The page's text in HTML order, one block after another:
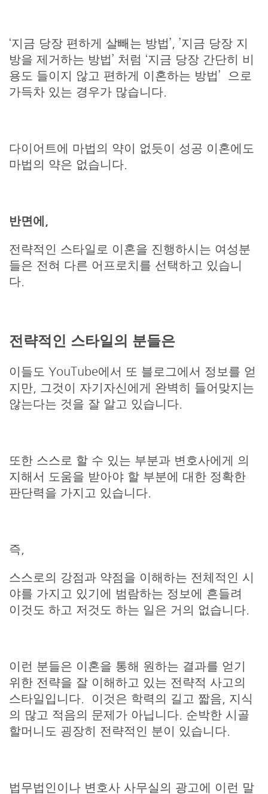
‘지금 당장 편하게 살빼는 방법’, ’지금 당장 지
방을 제거하는 방법’ 처럼 ‘지금 당장 간단히 비
용도 들이지 않고 편하게 이혼하는 방법’ 으로
가득차 있는 경우가 많습니다.
다이어트에 마법의 약이 없듯이 성공 이혼에도
마법의 약은 없습니다.
반면에
전략적인 스타일로 이혼을 진행하시는 여성분
들은 전혀 다른 어프로치를 선택하고 있습니
다.
전략적인 스타일의 분들은
이들도 YouTube에서 또 블로그에서 정보를 얻
지만, 그것이 자기자신에게 완벽히 들어맞지는
않는다는 것을 잘 알고 있습니다.
또한 스스로 할 수 있는 부분과 변호사에게 의
지해서 도움을 받아야 할 부분에 대한 정확한
판단력을 가지고 있습니다.
즉,
스스로의 강점과 약점을 이해하는 전체적인 시
야를 가지고 있기에 범람하는 정보에 흔들려
이것도 하고 저것도 하는 일은 거의 없습니다.
이런 분들은 이혼을 통해 원하는 결과를 얻기
위한 전략을 잘 이해하고 있는 전략적 사고의
스타일입니다. 이것은 학력의 길고 짧음, 지식
의 많고 적음의 문제가 아닙니다. 순박한 시골
할머니도 굉장히 전략적인 분이 있습니다.
법무법인이나 변호사 사무실의 광고에 이런 말